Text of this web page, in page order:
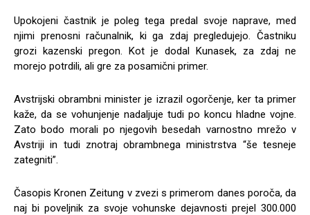
Upokojeni častnik je poleg tega predal svoje naprave, med
njimi prenosni računalnik, ki ga zdaj pregledujejo. Častniku
grozi kazenski pregon. Kot je dodal Kunasek, za zdaj ne
morejo potrdili, ali gre za posamični primer.
Avstrijski obrambni minister je izrazil ogorčenje, ker ta primer
kaže, da se vohunjenje nadaljuje tudi po koncu hladne vojne.
Zato bodo morali po njegovih besedah varnostno mrežo v
Avstriji in tudi znotraj obrambnega ministrstva “še tesneje
zategniti”.
Časopis Kronen Zeitung v zvezi s primerom danes poroča, da
naj bi poveljnik za svoje vohunske dejavnosti prejel 300.000